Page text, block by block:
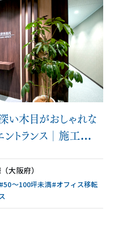
い木目がおしゃれな
トランス│施工事
大阪府）
#50〜100坪未満#オフィス移転